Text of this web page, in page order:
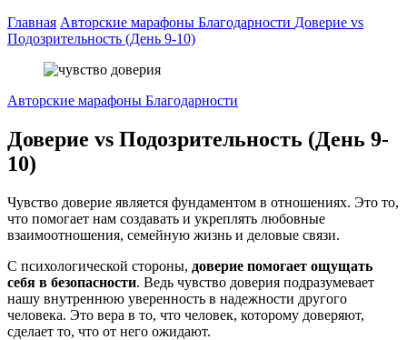
Главная Авторские марафоны Благодарности Доверие vs
Подозрительность (День 9-10)
Авторские марафоны Благодарности
Доверие vs Подозрительность (День 9-
10)
Чувство доверие является фундаментом в отношениях. Это то,
что помогает нам создавать и укреплять любовные
взаимоотношения, семейную жизнь и деловые связи.
С психологической стороны, доверие помогает ощущать
себя в безопасности. Ведь чувство доверия подразумевает
нашу внутреннюю уверенность в надежности другого
человека. Это вера в то, что человек, которому доверяют,
сделает то, что от него ожидают.